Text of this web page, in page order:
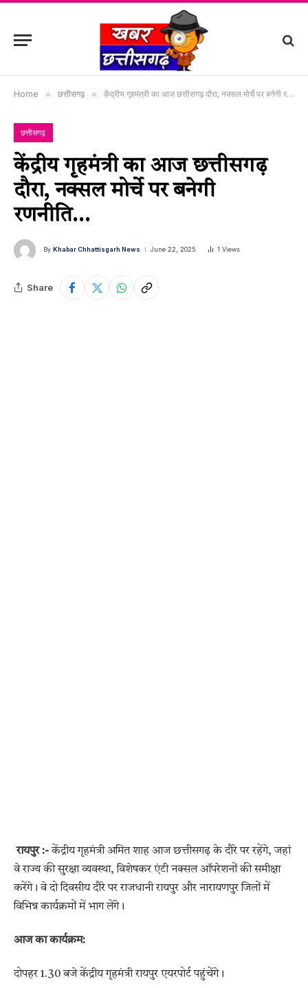
Home » छत्तीसगढ़ » केंद्रीय गृहमंत्री का आज छत्तीसगढ़ दौरा, नक्सल मोर्चे पर बनेगी रणनीति…
छत्तीसगढ़
केंद्रीय गृहमंत्री का आज छत्तीसगढ़
दौरा, नक्सल मोर्चे पर बनेगी
रणनीति…
By Khabar Chhattisgarh News June 22, 2025 1 Views
Share
रायपुर :-केंद्रीय गृहमंत्री अमित शाह आज छत्तीसगढ़ के दौरे पर रहेंगे, जहां
वे राज्य की सुरक्षा व्यवस्था, विशेषकर एंटी नक्सल ऑपरेशनों की समीक्षा
करेंगे। वे दो दिवसीय दौरे पर राजधानी रायपुर और नारायणपुर जिलों में
विभिन्न कार्यक्रमों में भाग लेंगे।
आज का कार्यक्रम:
दोपहर 1.30 बजे केंद्रीय गृहमंत्री रायपुर एयरपोर्ट पहुंचेंगे।